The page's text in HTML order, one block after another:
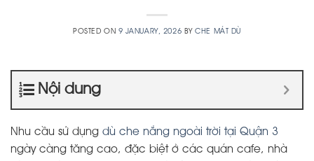
POSTED ON 9 JANUARY, 2026 BYCHE MÁT DÙ
Nội dung
Nhu cầu sử dụng dù che nắng ngoài trời tại Quận 3
ngày càng tăng cao, đặc biệt ở các quán cafe, nhà